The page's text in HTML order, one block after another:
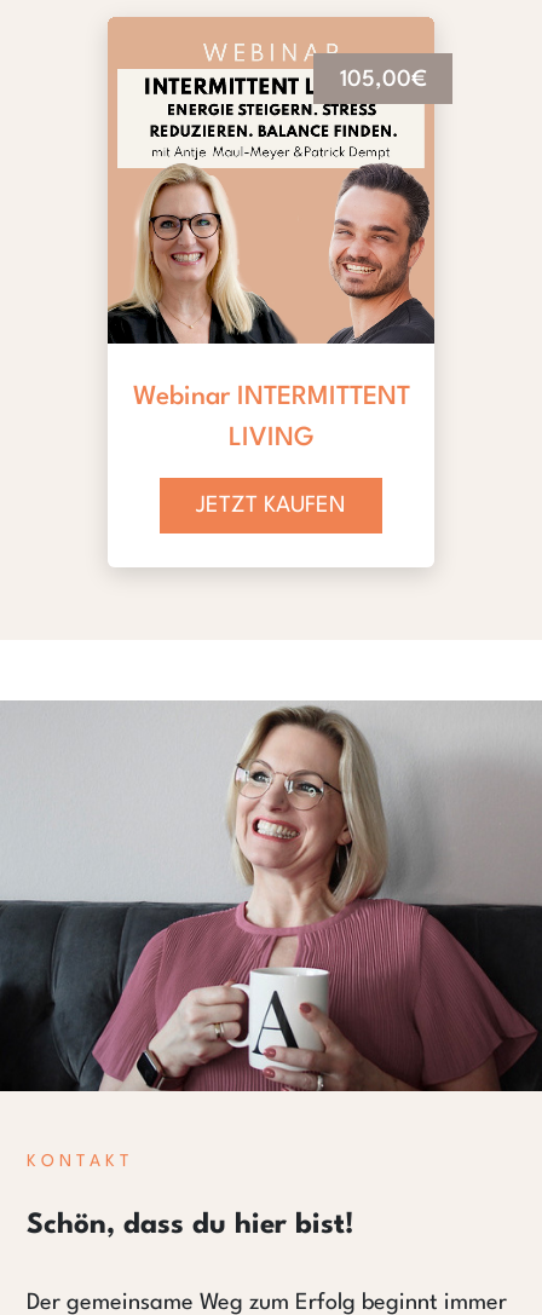
105,00€
Webinar INTERMITTENT
LIVING
JETZT KAUFEN
K O N T A K T
Schön, dass du hier bist!
Der gemeinsame Weg zum Erfolg beginnt immer